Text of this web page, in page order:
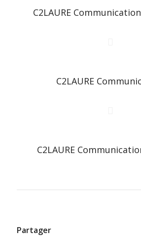
C2LAURE
C2LAURE
C2LAURE
Partager